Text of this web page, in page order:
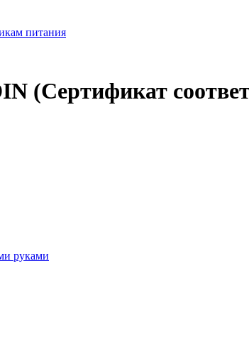
питания
(Сертификат
руками